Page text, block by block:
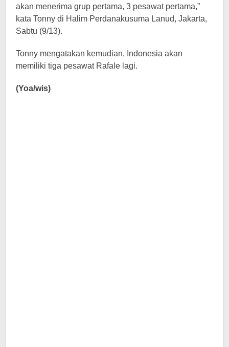
akan menerima grup pertama, 3 pesawat pertama,”
kata Tonny di Halim Perdanakusuma Lanud, Jakarta,
Sabtu (9/13).
Tonny mengatakan kemudian, Indonesia akan
memiliki tiga pesawat Rafale lagi.
(Yoa/wis)